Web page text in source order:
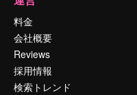
料金
会社概要
Reviews
採用情報
検索トレンド